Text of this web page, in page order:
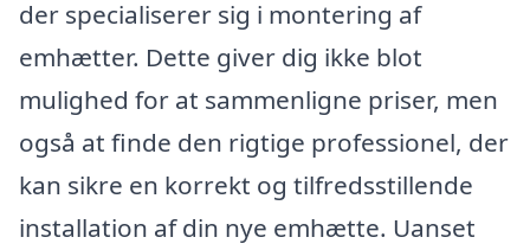
der specialiserer sig i montering af
emhætter. Dette giver dig ikke blot
mulighed for at sammenligne priser, men
også at finde den rigtige professionel, der
kan sikre en korrekt og tilfredsstillende
installation af din nye emhætte. Uanset